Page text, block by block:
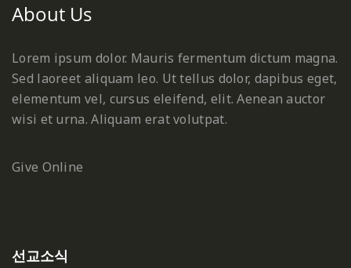
About Us
Lorem ipsum dolor. Mauris fermentum dictum magna.
Sed laoreet aliquam leo. Ut tellus dolor, dapibus eget,
elementum vel, cursus eleifend, elit. Aenean auctor
wisi et urna. Aliquam erat volutpat.
Give Online
선교소식